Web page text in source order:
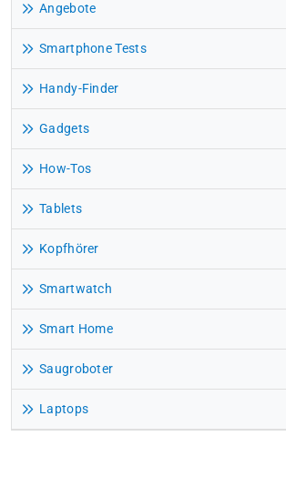
Angebote
Smartphone Tests
Handy-Finder
Gadgets
How-Tos
Tablets
Kopfhörer
Smartwatch
Smart Home
Saugroboter
Laptops